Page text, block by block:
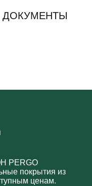
PERGO
покрытия из
ценам.